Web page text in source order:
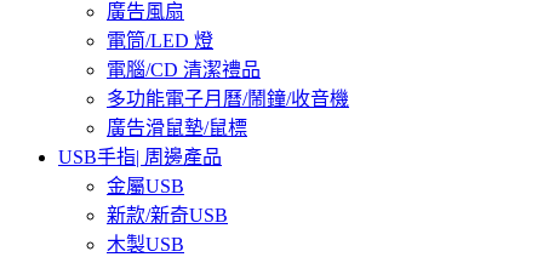
廣告風扇
電筒/LED 燈
電腦/CD 清潔禮品
多功能電子月曆/鬧鐘/收音機
廣告滑鼠墊/鼠標
USB手指| 周邊產品
金屬USB
新款/新奇USB
木製USB